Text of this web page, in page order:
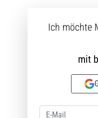
Ich möchte
mit